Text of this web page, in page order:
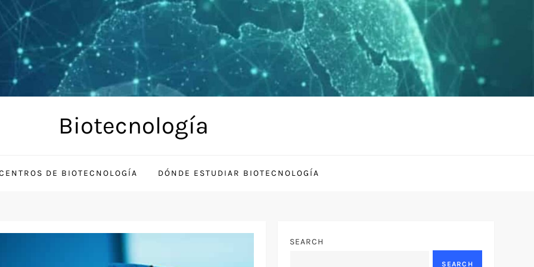
Biotecnología
DE BIOTECNOLOGÍA DÓNDE ESTUDIAR BIOTECNOLOGÍA
SEARCH
SEARCH